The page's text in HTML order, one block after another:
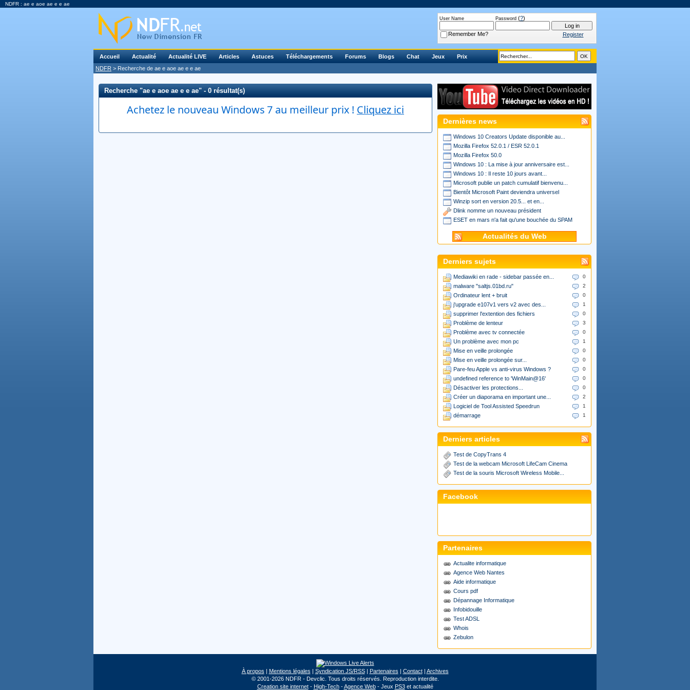
NDFR : ae e aoe ae e e ae
Accueil Actualité Actualité LIVE Articles Astuces Téléchargements Forums Blogs Chat Jeux
Prix
NDFR > Recherche de ae e aoe ae e e ae
User Name Password (?)
Remember Me? Register
Recherche "ae e aoe ae e e ae" - 0 résultat(s)
Achetez le nouveau Windows 7 au meilleur prix ! Cliquez ici
Dernières news
Windows 10 Creators Update disponible au...
Mozilla Firefox 52.0.1 / ESR 52.0.1
Mozilla Firefox 50.0
Windows 10 : La mise à jour anniversaire est...
Windows 10 : Il reste 10 jours avant...
Microsoft publie un patch cumulatif bienvenu...
Bientôt Microsoft Paint deviendra universel
Winzip sort en version 20.5... et en...
Dlink nomme un nouveau président
ESET en mars n'a fait qu'une bouchée du SPAM
Actualités du Web
Derniers sujets
0
Mediawiki en rade - sidebar passée en...
2
malware "saltjs.01bd.ru"
0
Ordinateur lent + bruit
1
j'upgrade e107v1 vers v2 avec des...
0
supprimer l'extention des fichiers
3
Problème de lenteur
0
Problème avec tv connectée
1
Un problème avec mon pc
0
Mise en veille prolongée
0
Mise en veille prolongée sur...
0
Pare-feu Apple vs anti-virus Windows ?
0
undefined reference to 'WinMain@16'
0
Désactiver les protections...
2
Créer un diaporama en important une...
1
Logiciel de Tool Assisted Speedrun
1
démarrage
Derniers articles
Test de CopyTrans 4
Test de la webcam Microsoft LifeCam Cinema
Test de la souris Microsoft Wireless Mobile...
Facebook
Partenaires
Actualite informatique
Agence Web Nantes
Aide informatique
Cours pdf
Dépannage Informatique
Infobidouille
Test ADSL
Whois
Zebulon
À propos | Mentions légales | Syndication JS/RSS| Partenaires | Contact| Archives
© 2001-2026 NDFR - Devclic. Tous droits réservés. Reproduction interdite.
Creation site internet- High-Tech-Agence Web- Jeux PS3et actualité